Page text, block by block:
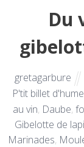
Du
gretagarbure
P'tit billet
au vin, Daube,
Gibelotte de
Marinades,